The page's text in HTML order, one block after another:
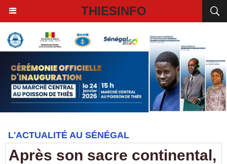
THIESINFO
L'ACTUALITÉ AU SÉNÉGAL
Après son sacre continental,